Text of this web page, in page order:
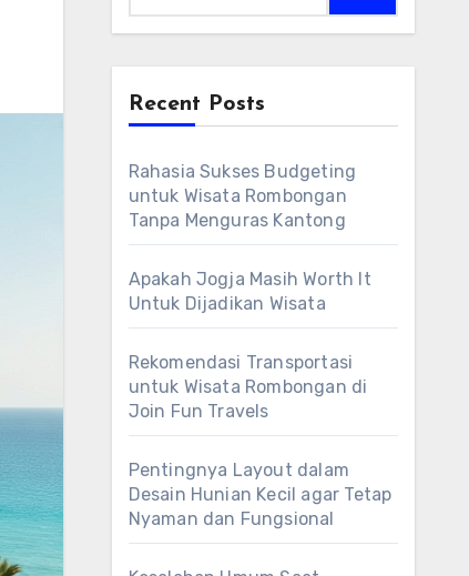
Recent Posts
Rahasia Sukses Budgeting
untuk Wisata Rombongan
Tanpa Menguras Kantong
Apakah Jogja Masih Worth It
Untuk Dijadikan Wisata
Rekomendasi Transportasi
untuk Wisata Rombongan di
Join Fun Travels
Pentingnya Layout dalam
Desain Hunian Kecil agar Tetap
Nyaman dan Fungsional